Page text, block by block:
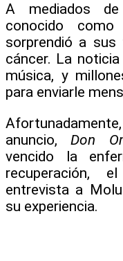
A mediados
conocido como
sorprendió a
cáncer. La
música, y
para enviarle
anuncio,Don
vencido la
recuperación,
entrevista a
su experiencia.